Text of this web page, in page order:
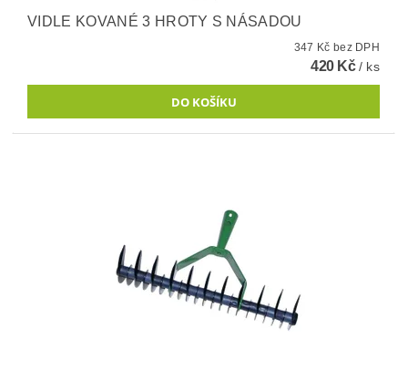
VIDLE KOVANÉ 3 HROTY S NÁSADOU
347 Kč bez DPH
420 Kč/ ks